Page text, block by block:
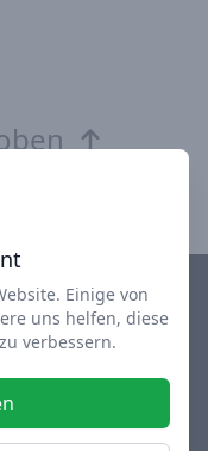
AGB
Über uns
design Outlet
Einige von
uns helfen, diese
verbessern.